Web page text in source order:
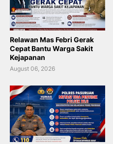
Relawan Mas Febri Gerak
Cepat Bantu Warga Sakit
Kejapanan
August 06, 2026